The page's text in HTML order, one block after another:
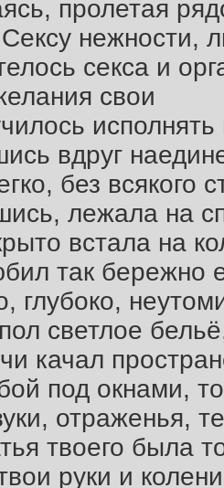
пролетая
нежности,
секса и
свои
исполнять
вдруг
без всякого
лежала на
встала на
так бережно
глубоко,
светлое
качал
под окнами,
отраженья,
твоего была
руки и колени